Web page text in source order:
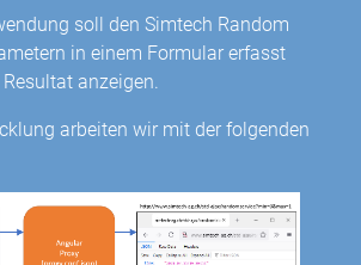
soll den Simtech Random
in einem Formular erfasst
anzeigen.
arbeiten wir mit der folgenden